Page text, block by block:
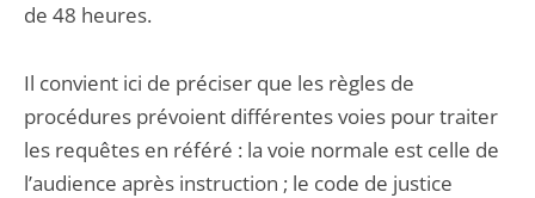
de 48 heures.
Il convient ici de préciser que les règles de
procédures prévoient différentes voies pour traiter
les requêtes en référé : la voie normale est celle de
l’audience après instruction ; le code de justice